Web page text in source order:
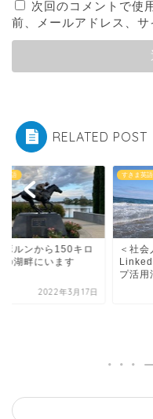
次回のコメントで使
前、メールアドレス、サ
RELATED POST
英語
ボルンから150キロ
の湖畔にいます
2022年3月17日
すきま英語
＜社
プ活用